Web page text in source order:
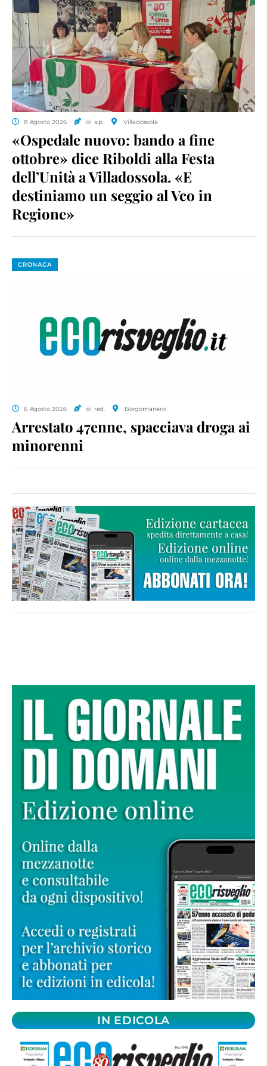
8 Agosto 2026 di a.p. Villadossola
«Ospedale nuovo: bando a fine
ottobre» dice Riboldi alla Festa
dell’Unità a Villadossola. «E
destiniamo un seggio al Vco in
Regione»
CRONACA
6 Agosto 2026 di red. Borgomanero
Arrestato 47enne, spacciava droga ai
minorenni
IN EDICOLA